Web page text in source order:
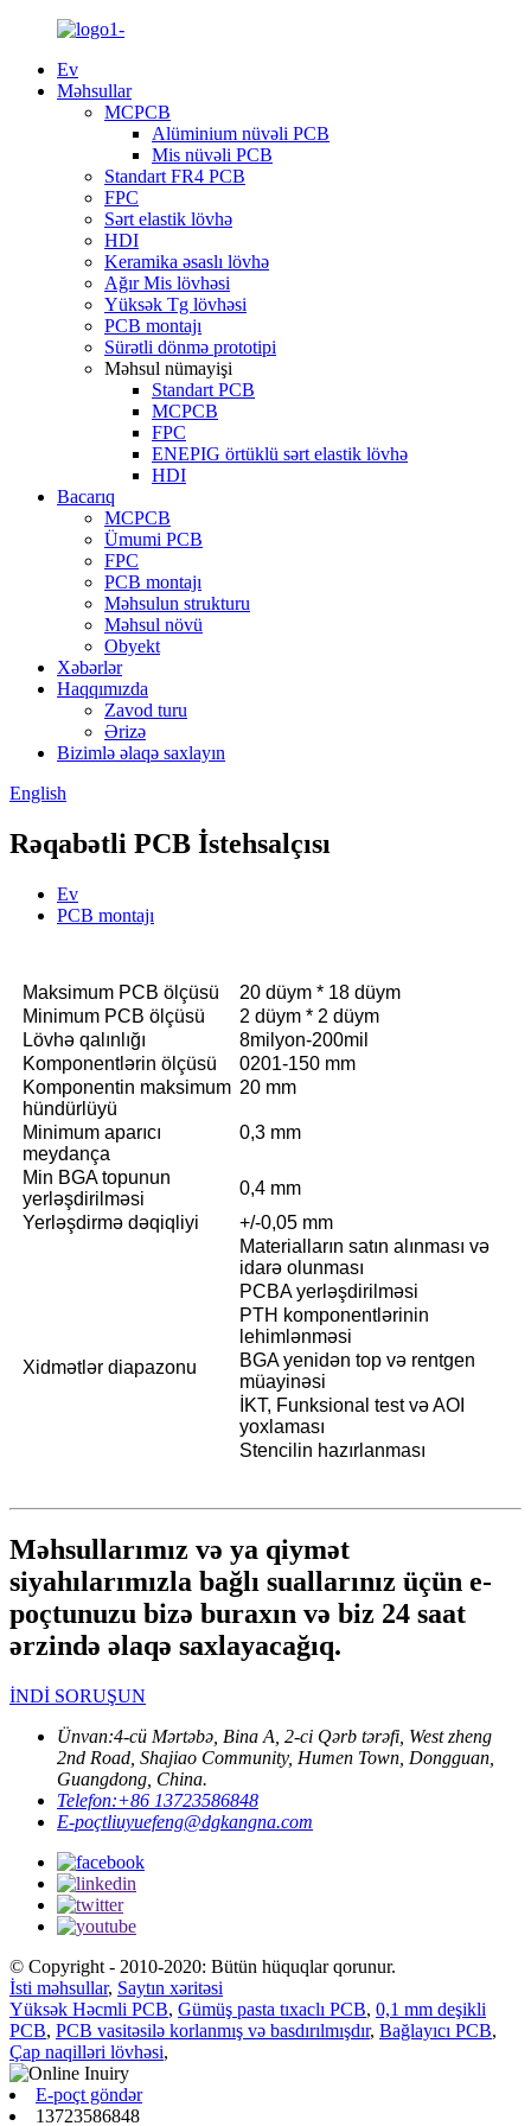
Ev
Məhsullar
MCPCB
Alüminium nüvəli PCB
Mis nüvəli PCB
Standart FR4 PCB
FPC
Sərt elastik lövhə
HDI
Keramika əsaslı lövhə
Ağır Mis lövhəsi
Yüksək Tg lövhəsi
PCB montajı
Sürətli dönmə prototipi
Məhsul nümayişi
Standart PCB
MCPCB
FPC
ENEPIG örtüklü sərt elastik lövhə
HDI
Bacarıq
MCPCB
Ümumi PCB
FPC
PCB montajı
Məhsulun strukturu
Məhsul növü
Obyekt
Xəbərlər
Haqqımızda
Zavod turu
Ərizə
Bizimlə əlaqə saxlayın
English
Rəqabətli PCB İstehsalçısı
Ev
PCB montajı
Maksimum PCB ölçüsü
20 düym * 18 düym
Minimum PCB ölçüsü
2 düym * 2 düym
Lövhə qalınlığı
8milyon-200mil
Komponentlərin ölçüsü
0201-150 mm
Komponentin maksimum
hündürlüyü
20 mm
Minimum aparıcı
meydança
0,3 mm
Min BGA topunun
yerləşdirilməsi
0,4 mm
Yerləşdirmə dəqiqliyi
+/-0,05 mm
Xidmətlər diapazonu
Materialların satın alınması və
idarə olunması
PCBA yerləşdirilməsi
PTH komponentlərinin
lehimlənməsi
BGA yenidən top və rentgen
müayinəsi
İKT, Funksional test və AOI
yoxlaması
Stencilin hazırlanması
Məhsullarımız və ya qiymət
siyahılarımızla bağlı suallarınız üçün e-
poçtunuzu bizə buraxın və biz 24 saat
ərzində əlaqə saxlayacağıq.
İNDİ SORUŞUN
Ünvan:4-cü Mərtəbə, Bina A, 2-ci Qərb tərəfi, West zheng
2nd Road, Shajiao Community, Humen Town, Dongguan,
Guangdong, China.
Telefon:+86 13723586848
E-poçtliuyuefeng@dgkangna.com
© Copyright - 2010-2020: Bütün hüquqlar qorunur.
İsti məhsullar, Saytın xəritəsi
Yüksək Həcmli PCB, Gümüş pasta tıxaclı PCB, 0,1 mm deşikli
PCB, PCB vasitəsilə korlanmış və basdırılmışdır, Bağlayıcı PCB,
Çap naqilləri lövhəsi,
E-poçt göndər
13723586848